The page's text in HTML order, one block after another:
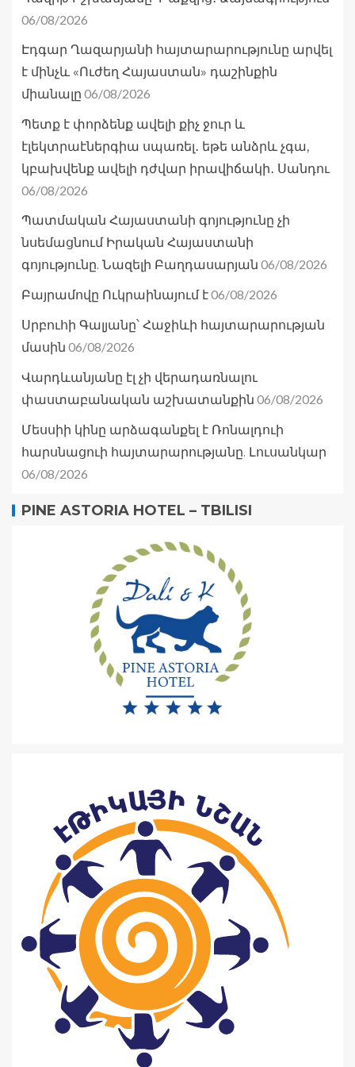
06/08/2026
Էդգար Ղազարյանի հայտարարությունը արվել
է մինչև «Ուժեղ Հայաստան» դաշինքին
միանալը 06/08/2026
Պետք է փորձենք ավելի քիչ ջուր և
էլեկտրաէներգիա սպառել․ եթե անձրև չգա,
կբախվենք ավելի դժվար իրավիճակի․ Սանդու
06/08/2026
Պատմական Հայաստանի գոյությունը չի
նսեմացնում Իրական Հայաստանի
գոյությունը. Նազելի Բաղդասարյան 06/08/2026
Բայրամովը Ուկրաինայում է06/08/2026
Սրբուհի Գալյանը՝ Հաջիևի հայտարարության
մասին 06/08/2026
Վարդևանյանը էլ չի վերադառնալու
փաստաբանական աշխատանքին 06/08/2026
Մեսսիի կինը արձագանքել է Ռոնալդուի
հարսնացուի հայտարարությանը. Լուսանկար
06/08/2026
PINE ASTORIA HOTEL – TBILISI